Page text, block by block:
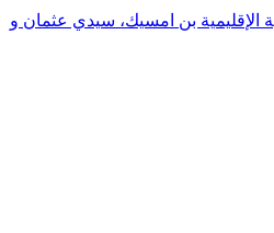
الإقليمية بن امسيك، سيدي عثمان و